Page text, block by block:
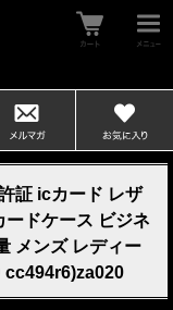
証 icカード レザ
ードケース ビジネ
メンズ レディー
cc494r6)za020